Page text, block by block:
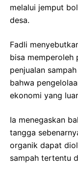
melalui jemput
desa.
Fadli
bisa memperoleh
penjualan
bahwa
ekonomi yang
Ia menegaskan
tangga
organik dapat
sampah tertentu